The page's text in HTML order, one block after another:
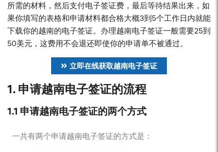
所需的材料，然后支付电子签证费，最后等待结果出来，如
果你填写的表格和申请材料都合格大概3到5个工作日内就能
下载你的越南的电子签证。办理越南电子签证一般需要25到
50美元，这费用不会退还即使你的申请单不被通过。
立即在线获取越南电子签证
1. 申请越南电子签证的流程
1.1 申请越南电子签证的两个方式
一共有两个申请越南电子签证的方式是：